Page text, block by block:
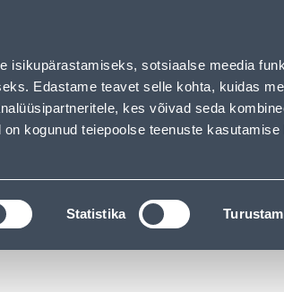
isikupärastamiseks, sotsiaalse meedia
Edastame teavet selle kohta, kuidas
kes võivad seda
kogunud teiepoolse teenuste kasutamise
Statistika
Karjäärileht
OTSI
TÖÖRIISTALAENUTUS